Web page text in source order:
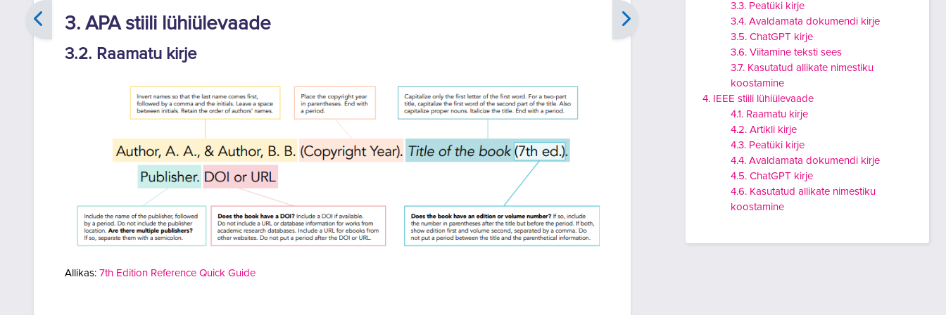
3.3. Peatüki kirje
3.4. Avaldamata dokumendi kirje
3.5. ChatGPT kirje
3.6. Viitamine teksti sees
3.7. Kasutatud allikate nimestiku
koostamine
4. IEEE stiili lühiülevaade
4.1. Raamatu kirje
4.2. Artikli kirje
4.3. Peatüki kirje
4.4. Avaldamata dokumendi kirje
4.5. ChatGPT kirje
4.6. Kasutatud allikate nimestiku
koostamine
3. APA stiili lühiülevaade
3.2. Raamatu kirje
Allikas: 7th Edition Reference Quick Guide